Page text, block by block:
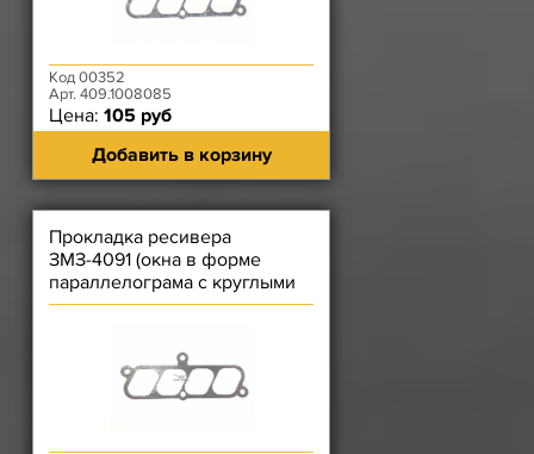
Код 00352
Арт. 409.1008085
Цена: 105 руб
Добавить в корзину
Прокладка ресивера
ЗМЗ-4091 (окна в форме
параллелограма с круглыми
углами) ДОРОГАЯ